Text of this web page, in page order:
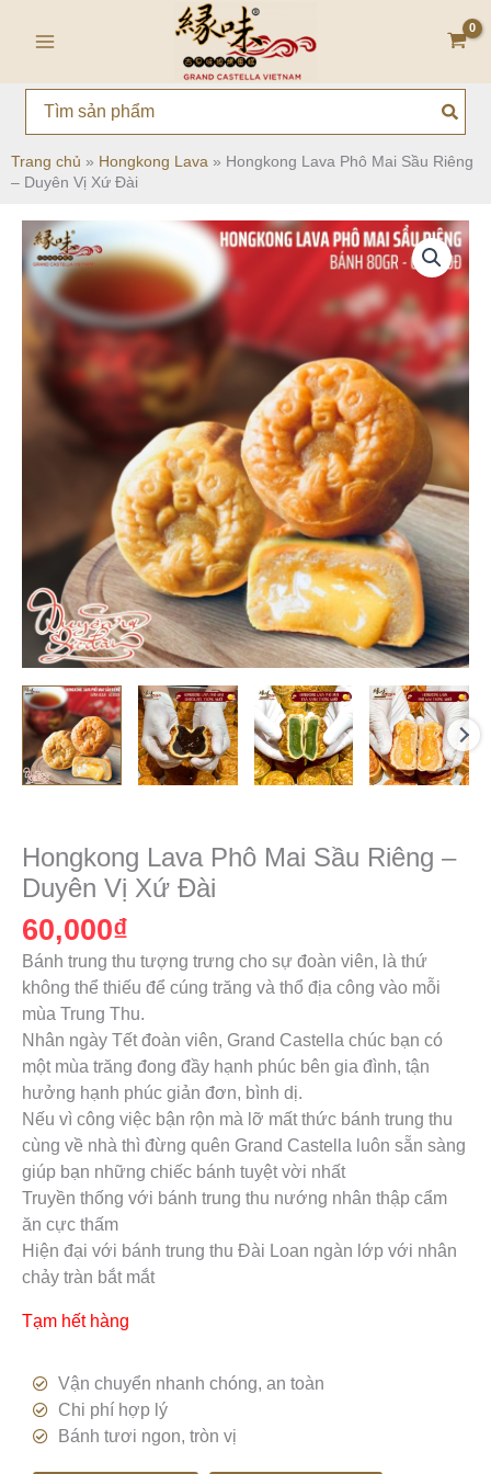
dung
for:
Trang chủ » Hongkong Lava » Hongkong Lava Phô Mai Sầu Riêng
– Duyên Vị Xứ Đài
Hongkong Lava Phô Mai Sầu Riêng –
Duyên Vị Xứ Đài
60,000₫
Bánh trung thu tượng trưng cho sự đoàn viên, là thứ
không thể thiếu để cúng trăng và thổ địa công vào mỗi
mùa Trung Thu.
Nhân ngày Tết đoàn viên, Grand Castella chúc bạn có
một mùa trăng đong đầy hạnh phúc bên gia đình, tận
hưởng hạnh phúc giản đơn, bình dị.
Nếu vì công việc bận rộn mà lỡ mất thức bánh trung thu
cùng về nhà thì đừng quên Grand Castella luôn sẵn sàng
giúp bạn những chiếc bánh tuyệt vời nhất
Truyền thống với bánh trung thu nướng nhân thập cẩm
ăn cực thấm
Hiện đại với bánh trung thu Đài Loan ngàn lớp với nhân
chảy tràn bắt mắt
Tạm hết hàng
Vận chuyển nhanh chóng, an toàn
Chi phí hợp lý
Bánh tươi ngon, tròn vị